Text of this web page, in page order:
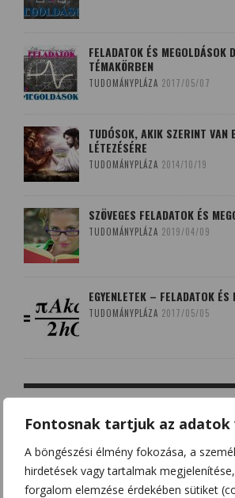
Fontosnak tartjuk az adatok
A böngészési élmény fokozása, a
hirdetések vagy tartalmak
forgalom elemzése érdekében sütiket
FELADATOK ÉS MEGOLDÁSOK
TÉMAKÖRBEN
TUDOMÁNYPLÁZA 2017/05/07
TUDÓSOK, AKIK SZERINT VAN
LÉTEZÉSÉRE
TUDOMÁNYPLÁZA 2014/10/19
SZÖVEGES FELADATOK ÉS
TUDOMÁNYPLÁZA 2019/04/09
EGYENLETEK – FELADATOK ÉS
TUDOMÁNYPLÁZA 2017/05/05
LEGOLVASOTTABB
CIKKEINK